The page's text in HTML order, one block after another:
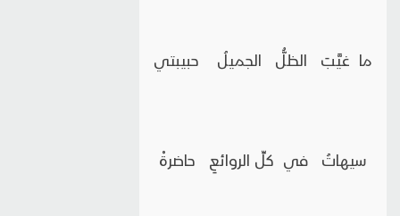
ما غيَّبَ الظلُّ الجميلُ حبيبتي
سيهاتُ في كلِّ الروائعِ حاضرةْ